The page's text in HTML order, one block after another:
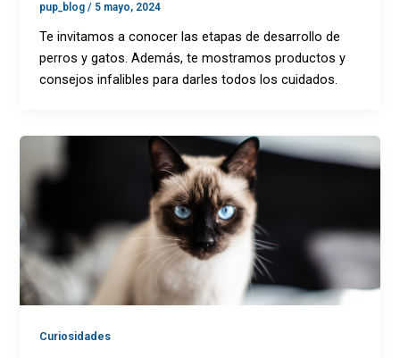
pup_blog/ 5 mayo, 2024
Te invitamos a conocer las etapas de desarrollo de
perros y gatos. Además, te mostramos productos y
consejos infalibles para darles todos los cuidados.
Curiosidades